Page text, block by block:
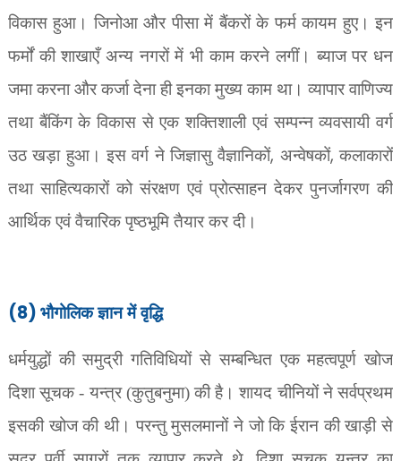
विकास हुआ। जिनोआ और पीसा में बैंकरों के फर्म कायम हुए। इन
फर्मों की शाखाएँ अन्य नगरों में भी काम करने लगीं। ब्याज पर धन
जमा करना और कर्जा देना ही इनका मुख्य काम था। व्यापार वाणिज्य
तथा बैंकिंग के विकास से एक शक्तिशाली एवं सम्पन्न व्यवसायी वर्ग
उठ खड़ा हुआ। इस वर्ग ने जिज्ञासु वैज्ञानिकों, अन्वेषकों,कलाकारों
तथा साहित्यकारों को संरक्षण एवं प्रोत्साहन देकर पुनर्जागरण की
आर्थिक एवं वैचारिक पृष्ठभूमि तैयार कर दी।
(8) भौगोलिक ज्ञान में वृद्धि
धर्मयुद्धों की समुद्री गतिविधियों से सम्बन्धित एक महत्वपूर्ण खोज
दिशा सूचक - यन्त्र (कुतुबनुमा) की है। शायद चीनियों ने सर्वप्रथम
इसकी खोज की थी। परन्तु मुसलमानों ने जो कि ईरान की खाड़ी से